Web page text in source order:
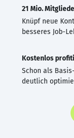
21 Mio.
Knüpf neue
besseres Job-
Kostenlos
Schon als
deutlich